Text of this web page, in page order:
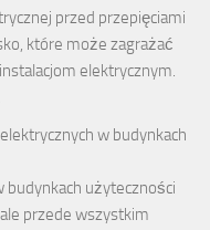
przed przepięciami
które może zagrażać
elektrycznym.
w budynkach
budynkach użyteczności
przede wszystkim